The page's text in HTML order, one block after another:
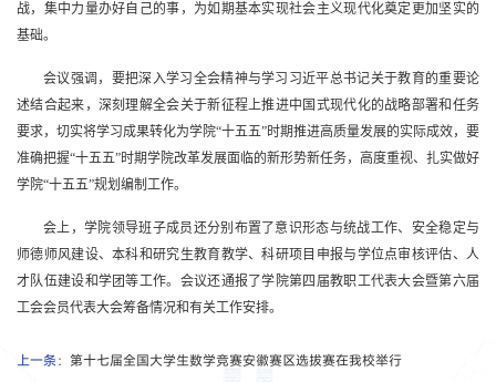
战，集中力量办好自己的事，为如期基本实现社会主义现代化奠定更加坚实的
基础。
会议强调，要把深入学习全会精神与学习习近平总书记关于教育的重要论
述结合起来，深刻理解全会关于新征程上推进中国式现代化的战略部署和任务
要求，切实将学习成果转化为学院“十五五”时期推进高质量发展的实际成效，要
准确把握“十五五”时期学院改革发展面临的新形势新任务，高度重视、扎实做好
学院“十五五”规划编制工作。
会上，学院领导班子成员还分别布置了意识形态与统战工作、安全稳定与
师德师风建设、本科和研究生教育教学、科研项目申报与学位点审核评估、人
才队伍建设和学团等工作。会议还通报了学院第四届教职工代表大会暨第六届
工会会员代表大会筹备情况和有关工作安排。
上一条： 第十七届全国大学生数学竞赛安徽赛区选拔赛在我校举行